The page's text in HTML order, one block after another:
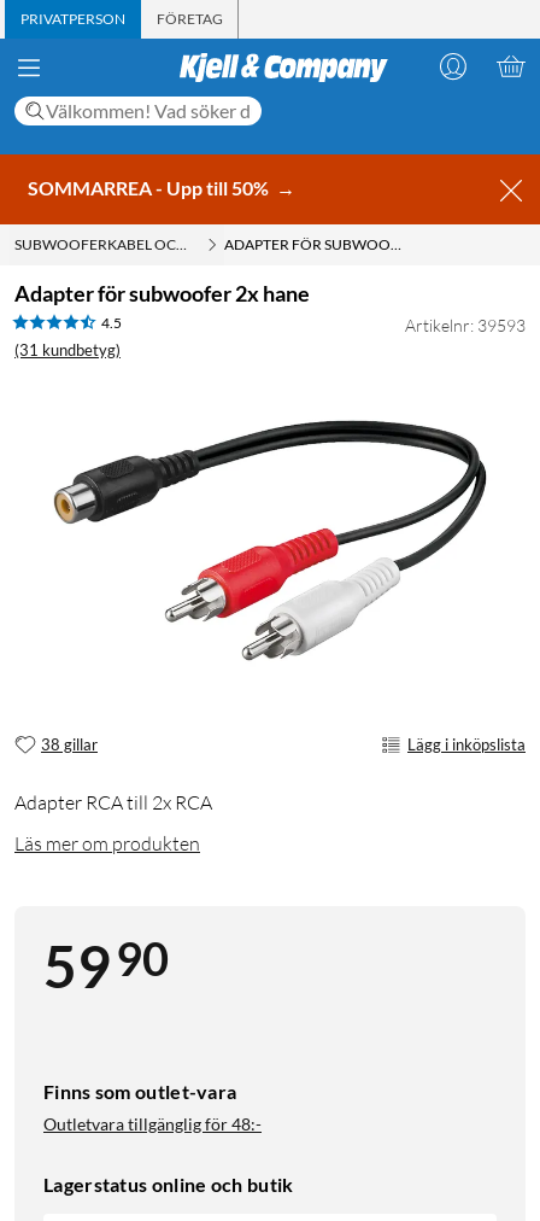
PRIVATPERSON FÖRETAG
SOMMARREA - Upp till 50% →
SUBWOOFERKABEL OCH SUB-BAS KABEL ADAPTER FÖR SUBWOOFER 2X HANE
Adapter för subwoofer 2x hane
4.5
(31 kundbetyg)
Artikelnr: 39593
38 gillar Lägg i inköpslista
Adapter RCA till 2x RCA
Läs mer om produkten
5990
Finns som outlet-vara
Outletvara tillgänglig för48:-
Lagerstatus online och butik